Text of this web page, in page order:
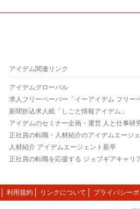
アイデム関連リンク
アイデムグローバル
求人フリーペーパー「イーアイデム フリー
新聞折込求人紙「しごと情報アイデム」
アイデムのセミナー企画・運営 人と仕事研
正社員の転職・人材紹介のアイデムエージ
人材紹介 アイデムエージェント新卒
正社員の転職を応援する ジョブギアキャリ
利用規約 リンクについて プライバシー